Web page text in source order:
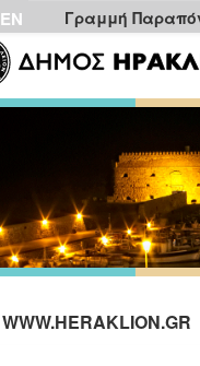
EN Γραμμή
WWW.HERAKLION.GR